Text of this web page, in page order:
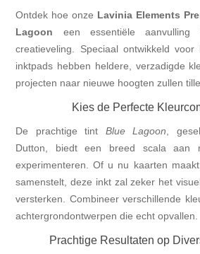
Ontdek hoe onze Lavinia Elements
Lagoon een essentiële
creatieveling. Speciaal ontwikkeld
inktpads hebben heldere, verzadigde
projecten naar nieuwe hoogten zullen
Kies de Perfecte
De prachtige tint Blue Lagoon,
Dutton, biedt een breed scala aan
experimenteren. Of u nu kaarten
samenstelt, deze inkt zal zeker het
versterken. Combineer verschillende
achtergrondontwerpen die echt opvallen.
Prachtige Resultaten op